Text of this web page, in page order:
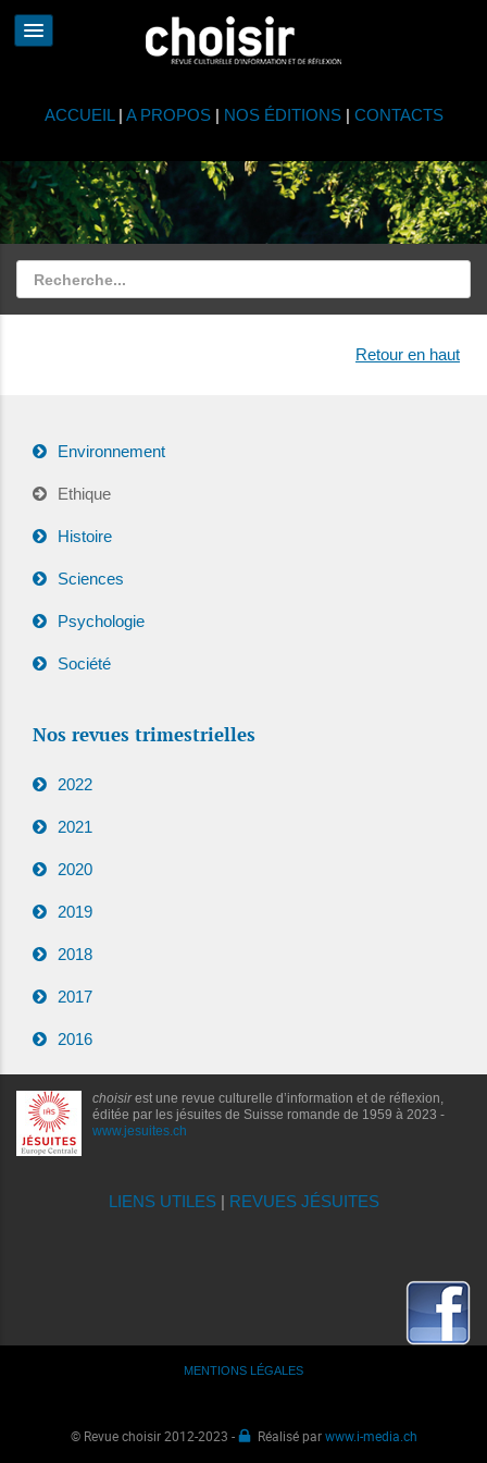
ACCUEIL | A PROPOS| NOS ÉDITIONS| CONTACTS
Retour en haut
Environnement
Ethique
Histoire
Sciences
Psychologie
Société
Nos revues trimestrielles
2022
2021
2020
2019
2018
2017
2016
choisirest une revue culturelle d’information et de réflexion,
éditée par les jésuites de Suisse romande de 1959 à 2023 -
www.jesuites.ch
LIENS UTILES| REVUES JÉSUITES
MENTIONS LÉGALES
© Revue choisir 2012-2023 - Réalisé parwww.i-media.ch